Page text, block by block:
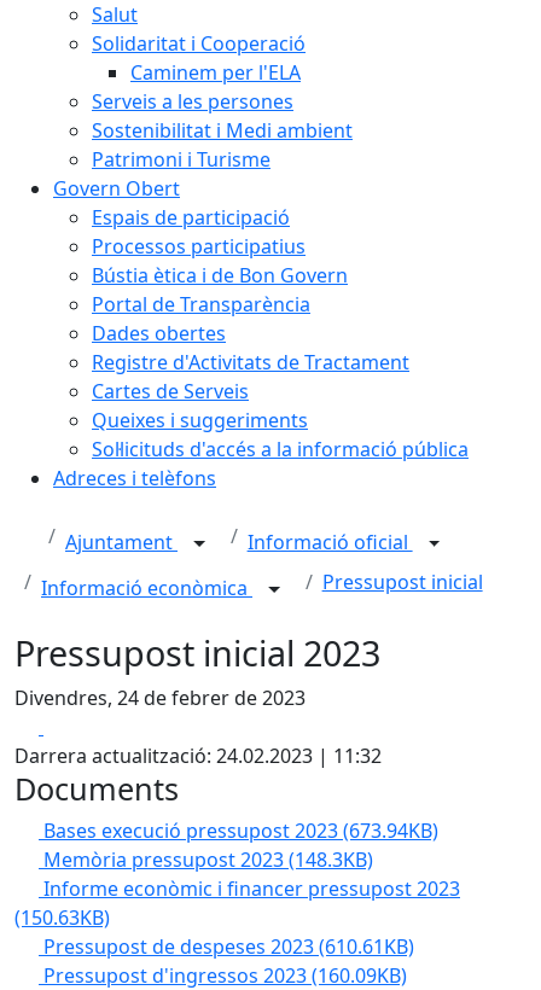
Salut
Solidaritat i Cooperació
Caminem per l'ELA
Serveis a les persones
Sostenibilitat i Medi ambient
Patrimoni i Turisme
Govern Obert
Espais de participació
Processos participatius
Bústia ètica i de Bon Govern
Portal de Transparència
Dades obertes
Registre d'Activitats de Tractament
Cartes de Serveis
Queixes i suggeriments
Sol·licituds d'accés a la informació pública
Adreces i telèfons
Ajuntament
Informació oficial
Informació econòmica
Pressupost inicial
Pressupost inicial 2023
Divendres, 24 de febrer de 2023
Darrera actualització: 24.02.2023 | 11:32
Documents
Bases execució pressupost 2023(673.94KB)
Memòria pressupost 2023(148.3KB)
Informe econòmic i financer pressupost 2023
(150.63KB)
Pressupost de despeses 2023(610.61KB)
Pressupost d'ingressos 2023(160.09KB)